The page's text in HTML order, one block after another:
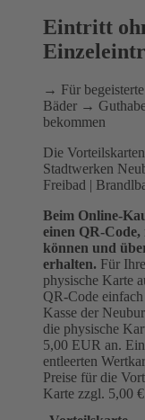
Eintritt
→ Für
Bäder →
bekommen
Die
Stadtwerken
Freibad |
Beim Online-
einen QR-
können und
erhalten. Für Ihre
physische Karte
QR-Code
Kasse der
die physische
5,00 EUR an.
entleerten
Preise für die
Karte zzgl. 5,00